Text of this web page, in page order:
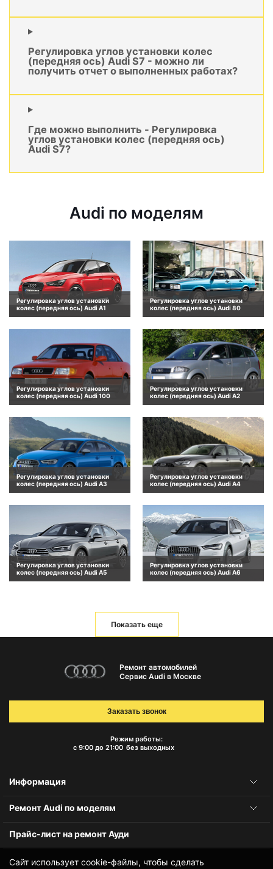
Регулировка углов установки колес
(передняя ось) Audi S7 - можно ли
получить отчет о выполненных работах?
Где можно выполнить - Регулировка
углов установки колес (передняя ось)
Audi S7?
Audi по моделям
Регулировка углов установки
колес (передняя ось) Audi A1
Регулировка углов установки
колес (передняя ось) Audi 80
Регулировка углов установки
колес (передняя ось) Audi 100
Регулировка углов установки
колес (передняя ось) Audi A2
Регулировка углов установки
колес (передняя ось) Audi A3
Регулировка углов установки
колес (передняя ось) Audi A4
Регулировка углов установки
колес (передняя ось) Audi A5
Регулировка углов установки
колес (передняя ось) Audi A6
Показать еще
Сайт использует cookie-файлы, чтобы сделать
Ремонт автомобилей
Сервис Audi в Москве
Режим работы:
с 9:00 до 21:00 без выходных
Заказать звонок
Информация
Ремонт Audi по моделям
Прайс-лист на ремонт Ауди